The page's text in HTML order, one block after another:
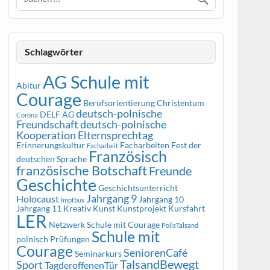
Schlagwörter
AbiturAG Schule mit
Courage BerufsorientierungChristentum
Corona DELF AGdeutsch-polnische
Freundschaftdeutsch-polnische
Kooperation Elternsprechtag
Erinnerungskultur Facharbeit Facharbeiten Fest der
deutschen Sprache Französisch
französische BotschaftFreunde
Geschichte Geschichtsunterricht
Holocaust Impfbus Jahrgang 9 Jahrgang 10
Jahrgang 11 Kreativ Kunst Kunstprojekt Kursfahrt
LER Netzwerk Schule mit Courage PolisTalsand
polnisch Prüfungen Schule mit
Courage SeminarkursSeniorenCafé
Sport TagderoffenenTürTalsandBewegt